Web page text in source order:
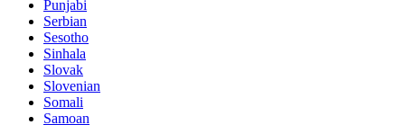
Punjabi
Serbian
Sesotho
Sinhala
Slovak
Slovenian
Somali
Samoan